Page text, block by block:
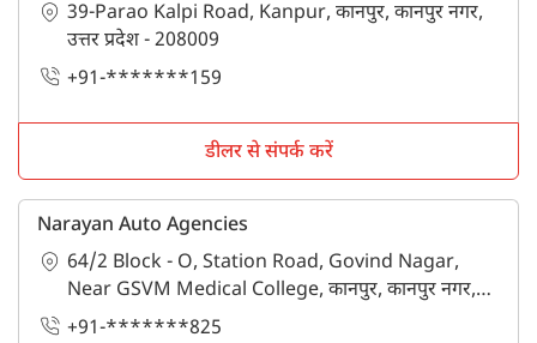
39-Parao Kalpi Road, Kanpur, कानपुर, कानपुर नगर,
उत्तर प्रदेश - 208009
+91-*******159
डीलर से संपर्क करें
Narayan Auto Agencies
64/2 Block - O, Station Road, Govind Nagar,
Near GSVM Medical College, कानपुर, कानपुर नगर,
उत्तर प्रदेश - 208006
+91-*******825